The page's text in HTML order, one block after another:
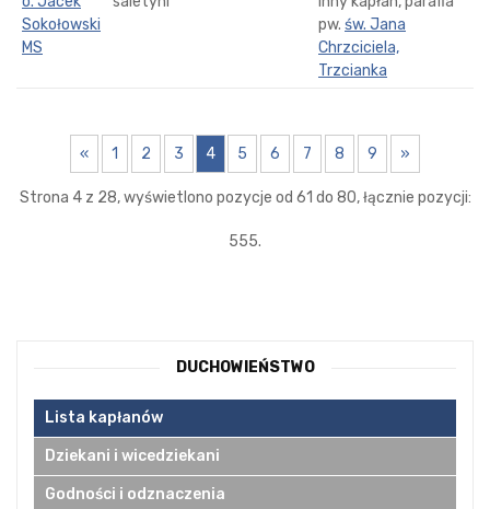
Sokołowski
MS
pw. św. Jana
Chrzciciela,
Trzcianka
« 1 2 3 4 5 6 7 8 9 »
Strona 4 z 28, wyświetlono pozycje od 61 do 80, łącznie pozycji:
555.
DUCHOWIEŃSTWO
Lista kapłanów
Dziekani i wicedziekani
Godności i odznaczenia